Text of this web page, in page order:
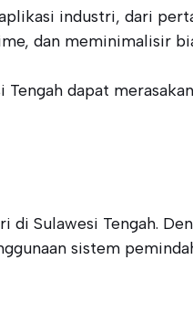
industri, dari
dan meminimalisir
dapat
Sulawesi Tengah.
sistem